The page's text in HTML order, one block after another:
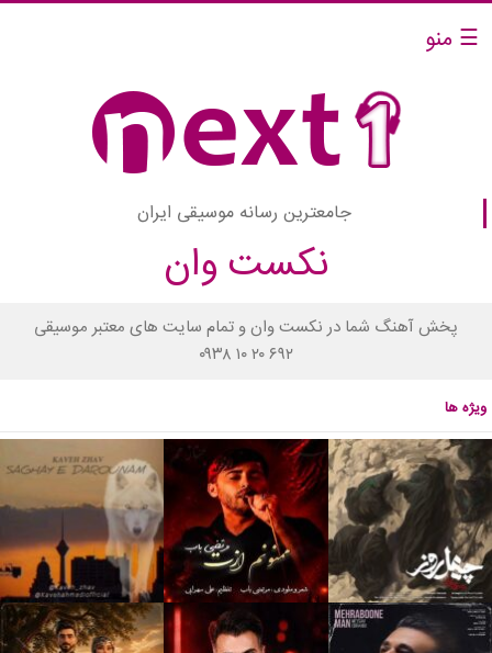
☰ منو
جامعترین رسانه موسیقی ایران
نکست وان
پخش آهنگ شما در نکست وان و تمام سایت های معتبر موسیقی
۰۹۳۸ ۱۰ ۲۰ ۶۹۲
ویژه ها